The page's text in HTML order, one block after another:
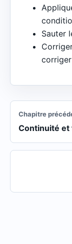
Sauter
Chapitre
Continuité